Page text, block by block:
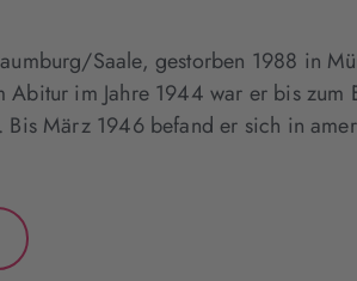
Saale, gestorben 1988 in
im Jahre 1944 war er bis zum
März 1946 befand er sich in